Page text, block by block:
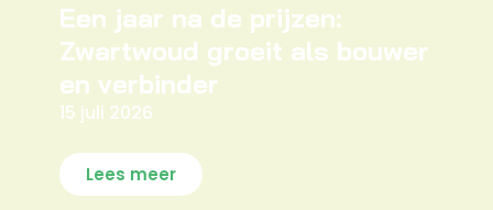
Een jaar na de prijzen:
Zwartwoud groeit als bouwer
en verbinder
15 juli 2026
Lees meer